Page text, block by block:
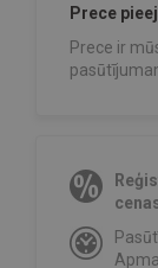
Prece
Prece ir